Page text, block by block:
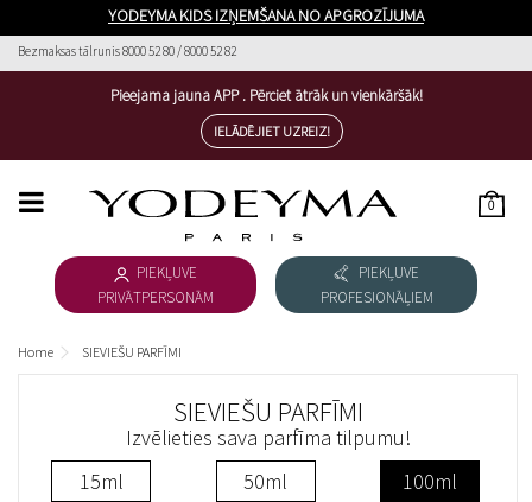
YODEYMA KIDS IZŅEMŠANA NO APGROZĪJUMA
Bezmaksas tālrunis 8000 52 80 / 8000 52 82
Pieejama jauna APP . Pērciet ātrāk un vienkāršāk!
IELĀDĒJIET UZREIZ!
0
PIEKĻUVE
PRIVĀTPERSONĀM
PIEKĻUVE
PROFESIONĀĻIEM
SIEVIEŠU PARFĪMI
ESSENTIAL COSMETICS
Home SIEVIEŠU PARFĪMI
SIEVIEŠU PARFĪMI
Izvēlieties sava parfīma tilpumu!
15ml
50ml 100ml